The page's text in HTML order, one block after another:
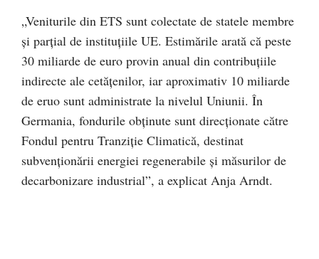
„Veniturile din ETS sunt colectate de statele membre
și parțial de instituțiile UE. Estimările arată că peste
30 miliarde de euro provin anual din contribuțiile
indirecte ale cetățenilor, iar aproximativ 10 miliarde
de eruo sunt administrate la nivelul Uniunii. În
Germania, fondurile obținute sunt direcționate către
Fondul pentru Tranziție Climatică, destinat
subvenționării energiei regenerabile și măsurilor de
decarbonizare industrial”, a explicat Anja Arndt.